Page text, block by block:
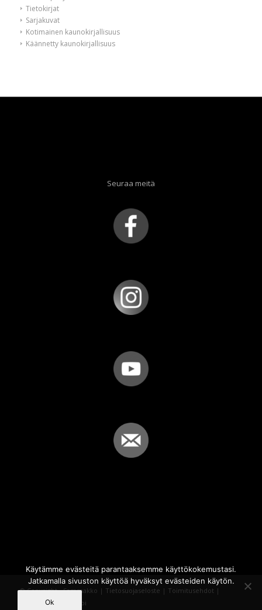
Tietokirjat
Sarjakuvat
Kotimainen kaunokirjallisuus
Käännetty kaunokirjallisuus
Seuraa meitä
© Copyright - Sammakko | Tietosuojaseloste | Toimitusehdot |
Powered by
iQWebbi
Käytämme evästeitä parantaaksemme käyttökokemustasi.
Jatkamalla sivuston käyttöä hyväksyt evästeiden käytön.
Ok